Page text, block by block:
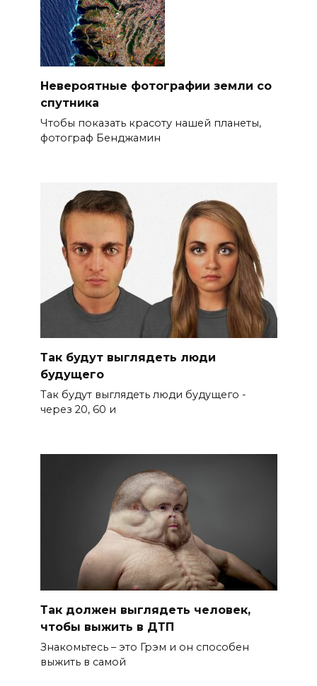
Невероятные фотографии земли со
спутника
Чтобы показать красоту нашей планеты,
фотограф Бенджамин
Так будут выглядеть люди
будущего
Так будут выглядеть люди будущего -
через 20, 60 и
Так должен выглядеть человек,
чтобы выжить в ДТП
Знакомьтесь – это Грэм и он способен
выжить в самой